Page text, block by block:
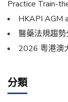
Practice Train-
HKAPI AGM
醫藥法規趨
2026 粵港澳
分類